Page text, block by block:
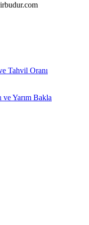
Tahvil Oranı
Yarım Bakla